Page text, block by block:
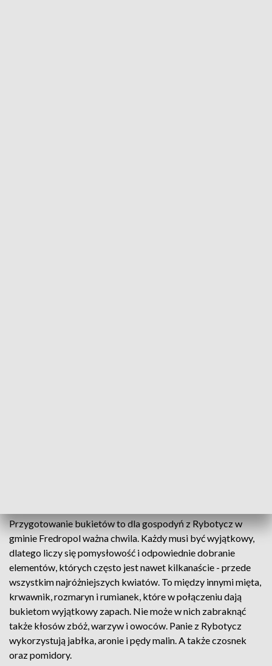
Przygotowanie bukietów to dla gospodyń z Rybotycz w
gminie Fredropol ważna chwila. Każdy musi być wyjątkowy,
dlatego liczy się pomysłowość i odpowiednie dobranie
elementów, których często jest nawet kilkanaście - przede
wszystkim najróżniejszych kwiatów. To między innymi mięta,
krwawnik, rozmaryn i rumianek, które w połączeniu dają
bukietom wyjątkowy zapach. Nie może w nich zabraknąć
także kłosów zbóż, warzyw i owoców. Panie z Rybotycz
wykorzystują jabłka, aronie i pędy malin. A także czosnek
oraz pomidory.